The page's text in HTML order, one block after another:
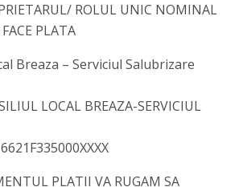
ROLUL UNIC NOMINAL
PLATA
Breaza – Serviciul Salubrizare
LOCAL BREAZA-SERVICIUL
PLATII VA RUGAM SA